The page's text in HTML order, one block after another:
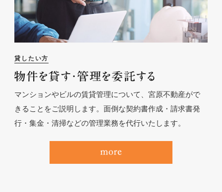
貸したい方
マンションやビルの賃貸管理について、宮原不動産がで
きることをご説明します。面倒な契約書作成・請求書発
行・集金・清掃などの管理業務を代行いたします。